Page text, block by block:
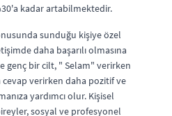
kadar artabilmektedir.
sunduğu kişiye özel
daha başarılı olmasına
genç bir cilt, " Selam" verirken
cevap verirken daha pozitif ve
yardımcı olur. Kişisel
sosyal ve profesyonel